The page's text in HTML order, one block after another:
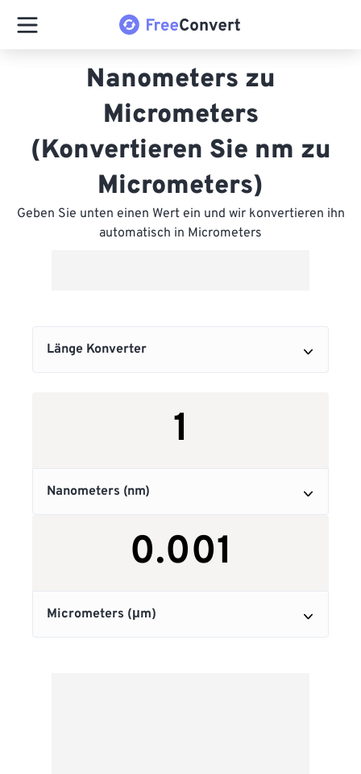
Nanometers zu
Micrometers
(Konvertieren Sie nm zu
Micrometers)
Geben Sie unten einen Wert ein und wir konvertieren ihn
automatisch in Micrometers